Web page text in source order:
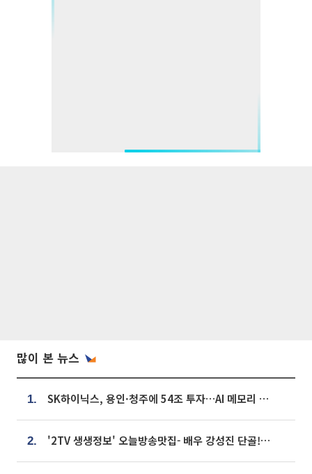
많이 본 뉴스
1. SK하이닉스, 용인·청주에 54조 투자…AI 메모리 생산기지 키운다
2. '2TV 생생정보' 오늘방송맛집- 배우 강성진 단골! 쌀국수ㆍ푸팟퐁 커리 맛집 '블○○○'